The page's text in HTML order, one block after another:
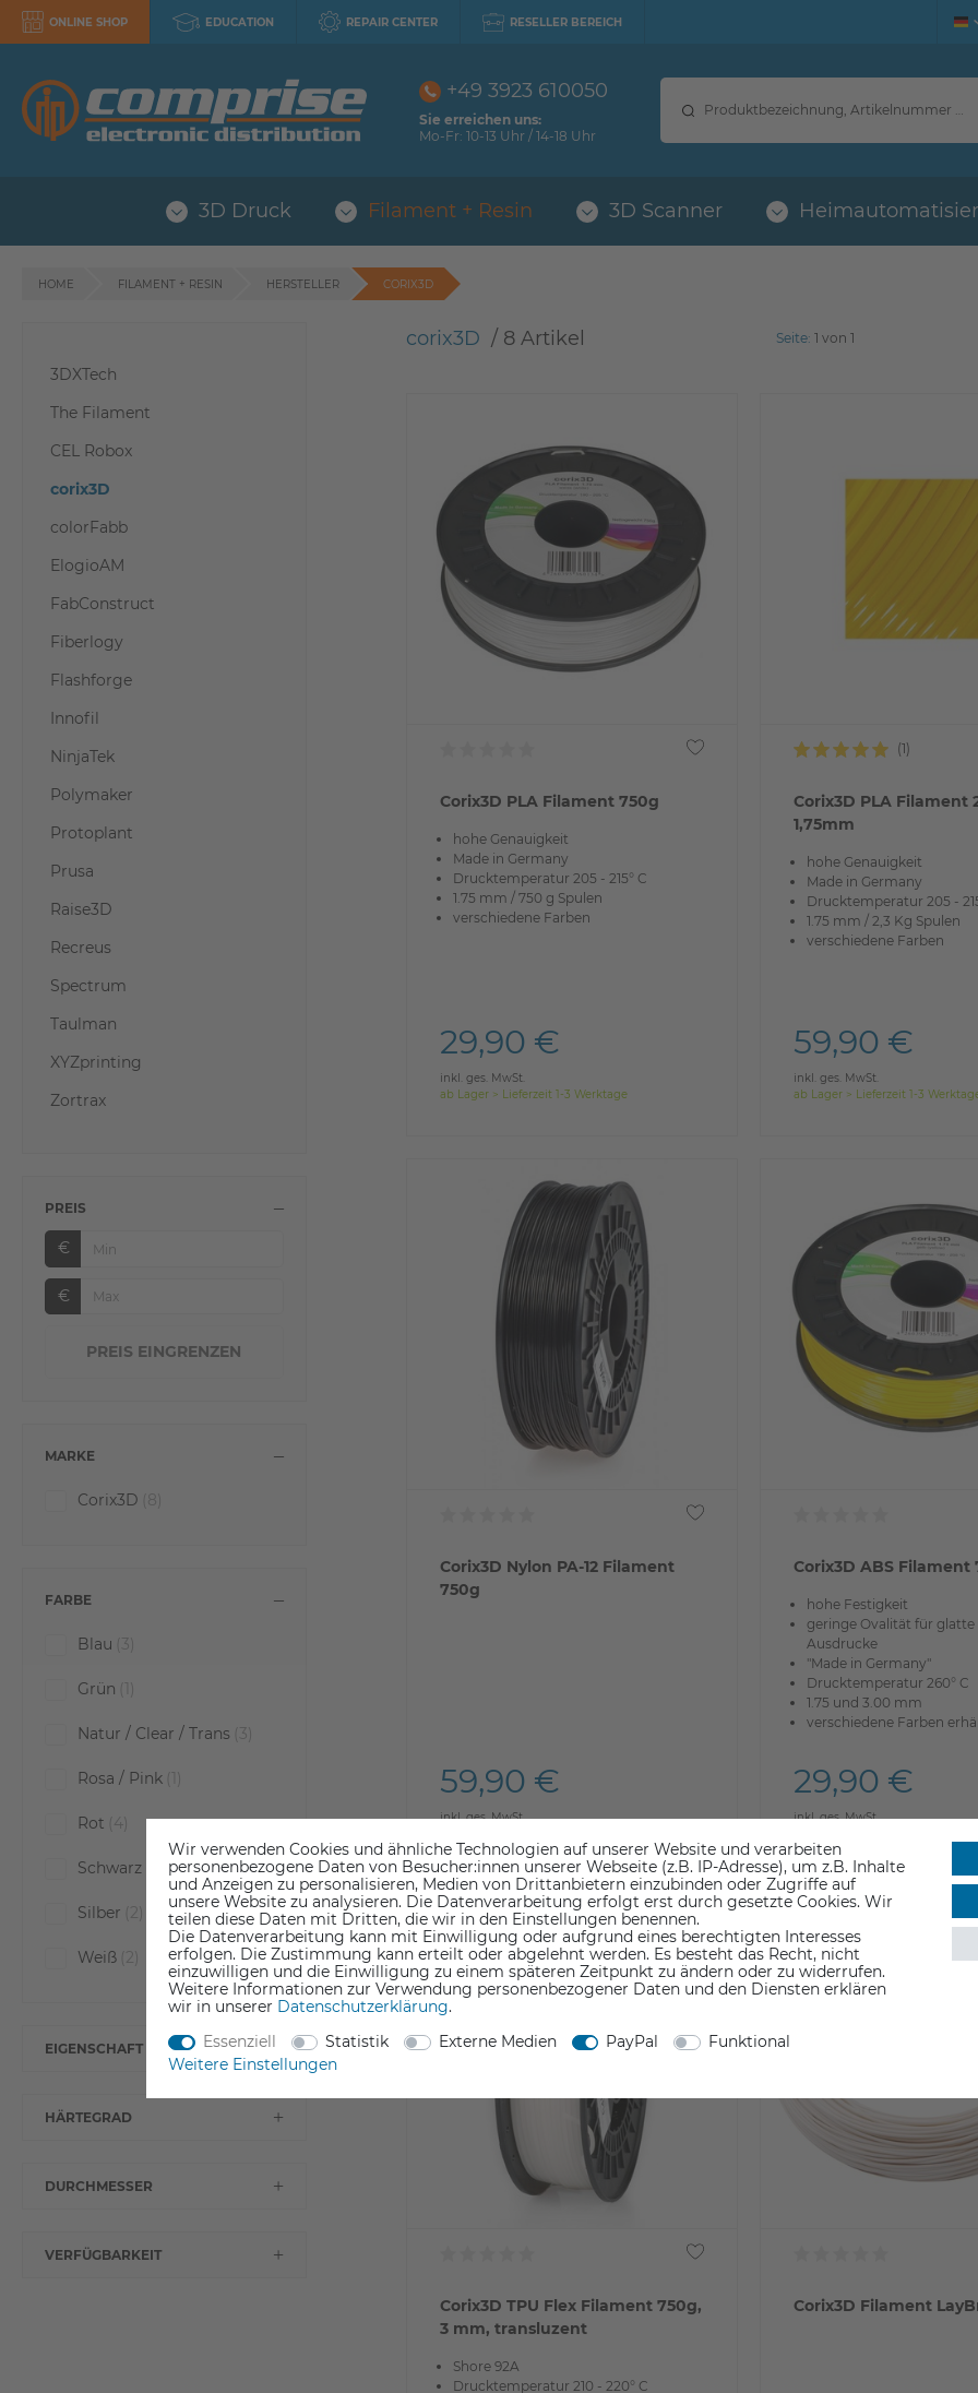
ONLINE SHOP EDUCATION REPAIR CENTER RESELLER BEREICH
+49 3923 610050
Sie erreichen uns:
Mo-Fr: 10-13 Uhr / 14-18 Uhr
3D Druck Filament + Resin 3D Scanner
HOME FILAMENT + RESIN HERSTELLER CORIX3D
CEL Robox
corix3D
FabConstruct
Innofil
XYZprinting
Zortrax
Polymaker
ElogioAM
Flashforge
NinjaTek
Recreus
Raise3D
Protoplant
3DXTech
Taulman
Spectrum
colorFabb
The Filament
Fiberlogy
Prusa
PREIS
€
€
MARKE
Corix3D (8)
FARBE
Blau (3)
Grün (1)
Natur / Clear / Trans (3)
Rosa / Pink (1)
Rot (4)
Schwarz
Silber (2)
Weiß (2)
EIGENSCHAFT
HÄRTEGRAD
DURCHMESSER
VERFÜGBARKEIT
corix3D / 8 Artikel Seite: 1 von 1
Corix3D PLA Filament 750g
hohe Genauigkeit
Made in Germany
Drucktemperatur 205 - 215° C
1.75 mm / 750 g Spulen
verschiedene Farben
29,90 €
inkl. ges. MwSt.
ab Lager > Lieferzeit 1-3 Werktage
Corix3D PLA Filament
1,75mm
hohe Genauigkeit
Made in Germany
Drucktemperatur 205 -
1.75 mm / 2,3 Kg Spulen
verschiedene Farben
59,90 €
inkl. ges. MwSt.
ab Lager > Lieferzeit 1-3
Corix3D Nylon PA-12 Filament
750g
59,90 €
inkl. ges. MwSt.
Corix3D ABS Filament
hohe Festigkeit
geringe Ovalität für glatte
Ausdrucke
"Made in Germany"
Drucktemperatur 260° C
1.75 und 3.00 mm
verschiedene Farben
29,90 €
inkl. ges. MwSt.
Corix3D TPU Flex Filament 750g,
3 mm, transluzent
Shore 92A
Drucktemperatur 210 - 220° C
Corix3D Filament
Wir verwenden Cookies und ähnliche Technologien auf unserer Website und verarbeiten
personenbezogene Daten von Besucher:innen unserer Webseite (z.B. IP-Adresse), um z.B. Inhalte
und Anzeigen zu personalisieren, Medien von Drittanbietern einzubinden oder Zugriffe auf
unsere Website zu analysieren. Die Datenverarbeitung erfolgt erst durch gesetzte Cookies. Wir
teilen diese Daten mit Dritten, die wir in den Einstellungen benennen.
Die Datenverarbeitung kann mit Einwilligung oder aufgrund eines berechtigten Interesses
erfolgen. Die Zustimmung kann erteilt oder abgelehnt werden. Es besteht das Recht, nicht
einzuwilligen und die Einwilligung zu einem späteren Zeitpunkt zu ändern oder zu widerrufen.
Weitere Informationen zur Verwendung personenbezogener Daten und den Diensten erklären
wir in unserer Daten­schutz­erklärung.
Essenziell
Statistik Externe Medien PayPal
Funktional
Weitere Einstellungen